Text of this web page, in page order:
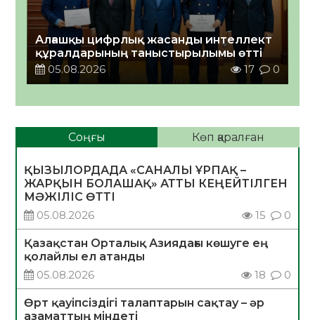
Алғашқы цифрлық жасанды интеллект
құралдарының таныстырылымы өтті
05.08.2026
17 0
Соңғы Көп қаралған
ҚЫЗЫЛОРДАДА «САНАЛЫ ҰРПАҚ –
ЖАРҚЫН БОЛАШАҚ» АТТЫ КЕҢЕЙТІЛГЕН
МӘЖІЛІС ӨТТІ
05.08.2026
15 0
Қазақстан Орталық Азиядағы көшуге ең
қолайлы ел атанды
05.08.2026
18 0
Өрт қауіпсіздігі талаптарын сақтау – әр
азаматтың міндеті